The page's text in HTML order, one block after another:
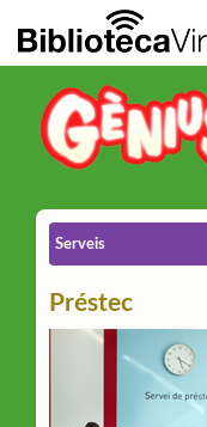
Salta al contingut principal
Serveis
Préstec